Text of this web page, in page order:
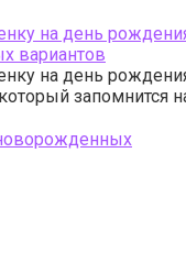
на день
вариантов
на день
запомнится